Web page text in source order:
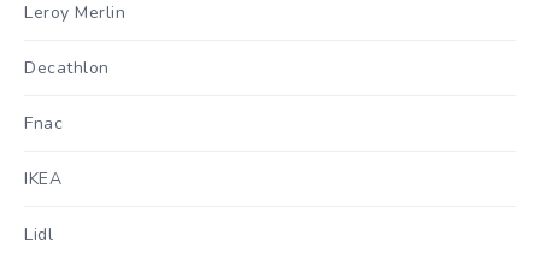
Leroy Merlin
Decathlon
Fnac
IKEA
Lidl